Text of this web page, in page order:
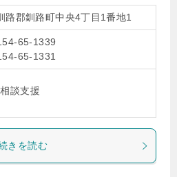
路郡釧路町中央4丁目1番地1
65-1339
65-1331
談支援
きを読む